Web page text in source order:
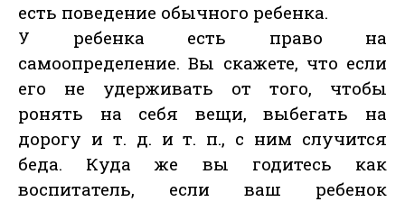
есть поведение обычного ребенка.
У ребенка есть право на
самоопределение. Вы скажете, что если
его не удерживать от того, чтобы
ронять на себя вещи, выбегать на
дорогу и т. д. и т. п., с ним случится
беда. Куда же вы годитесь как
воспитатель, если ваш ребенок